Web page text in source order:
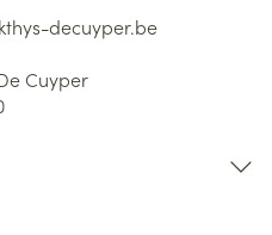
decuyper.be
Cuyper